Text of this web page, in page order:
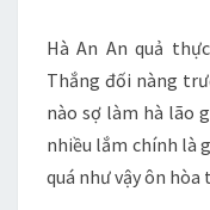
Hà An An quả
Thắng đối nàng
nào sợ làm hà lão
nhiều lắm chính là
quá như vậy ôn hòa